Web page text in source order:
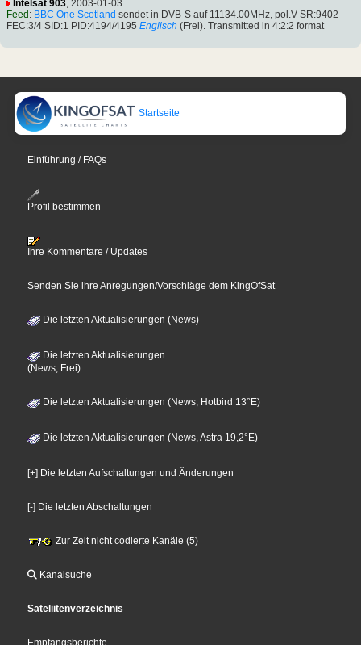
Intelsat 903, 2003-01-03
Feed : BBC One Scotland sendet in DVB-S auf 11134.00MHz, pol.V SR:9402
FEC:3/4 SID:1 PID:4194/4195 Englisch (Frei). Transmitted in 4:2:2 format
Startseite
Einführung / FAQs
Profil bestimmen
Ihre Kommentare / Updates
Senden Sie ihre Anregungen/Vorschläge dem KingOfSat
Die letzten Aktualisierungen (News)
Die letzten Aktualisierungen
(News, Frei)
Die letzten Aktualisierungen (News, Hotbird 13°E)
Die letzten Aktualisierungen (News, Astra 19,2°E)
[+] Die letzten Aufschaltungen und Änderungen
[-] Die letzten Abschaltungen
Zur Zeit nicht codierte Kanäle (5)
Kanalsuche
Sateliitenverzeichnis
Empfangsberichte